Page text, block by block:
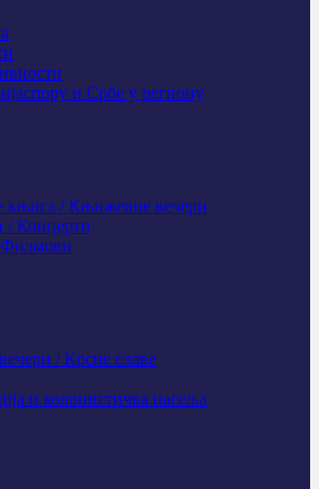
и Србе у региону
књига / Књижевне вечери
/ Концерти
/ Крсне славе
и колонистичка насеља